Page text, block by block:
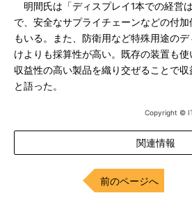
明間氏は「ディスプレイ1本での経営
で、安全なサプライチェーンなどの付
もいる。また、防衛用など特殊用途の
けよりも採算性が高い。既存の装置も
収益性の高い製品を織り交ぜることで収
と語った。
Copyright ©
関連情報
前のページへ